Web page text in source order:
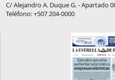
C/ Alejandro A. Duque G. - Apartado
Teléfono: +507 204-0000